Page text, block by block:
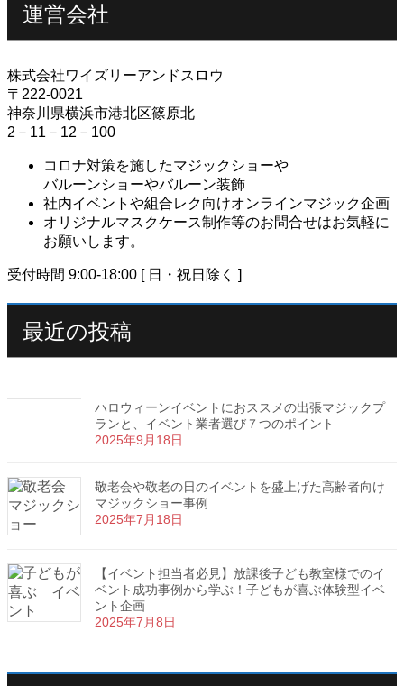
運営会社
株式会社ワイズリーアンドスロウ
〒222-0021
神奈川県横浜市港北区篠原北
2－11－12－100
コロナ対策を施したマジックショーや
バルーンショーやバルーン装飾
社内イベントや組合レク向けオンラインマジック企画
オリジナルマスクケース制作等のお問合せはお気軽に
お願いします。
受付時間 9:00-18:00 [ 日・祝日除く ]
最近の投稿
ハロウィーンイベントにおススメの出張マジックプ
ランと、イベント業者選び７つのポイント
2025年9月18日
敬老会や敬老の日のイベントを盛上げた高齢者向け
マジックショー事例
2025年7月18日
【イベント担当者必見】放課後子ども教室様でのイ
ベント成功事例から学ぶ！子どもが喜ぶ体験型イベ
ント企画
2025年7月8日